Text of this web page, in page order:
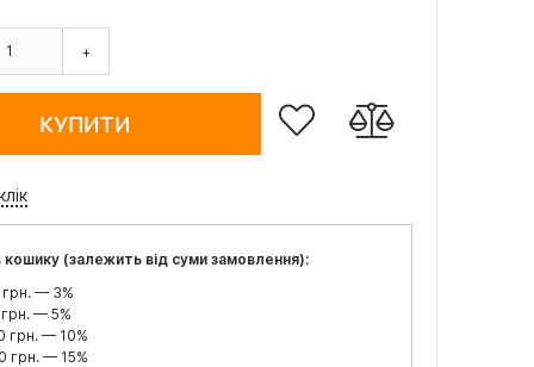
+
КУПИТИ
кошику (залежить від суми замовлення):
— 3%
— 5%
грн. — 10%
грн. — 15%